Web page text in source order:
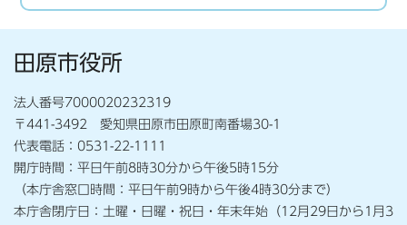
田原市役所
法人番号7000020232319
〒441-3492 愛知県田原市田原町南番場30-1
代表電話：0531-22-1111
開庁時間：平日午前8時30分から午後5時15分
（本庁舎窓口時間：平日午前9時から午後4時30分まで）
本庁舎閉庁日：土曜・日曜・祝日・年末年始（12月29日から1月3